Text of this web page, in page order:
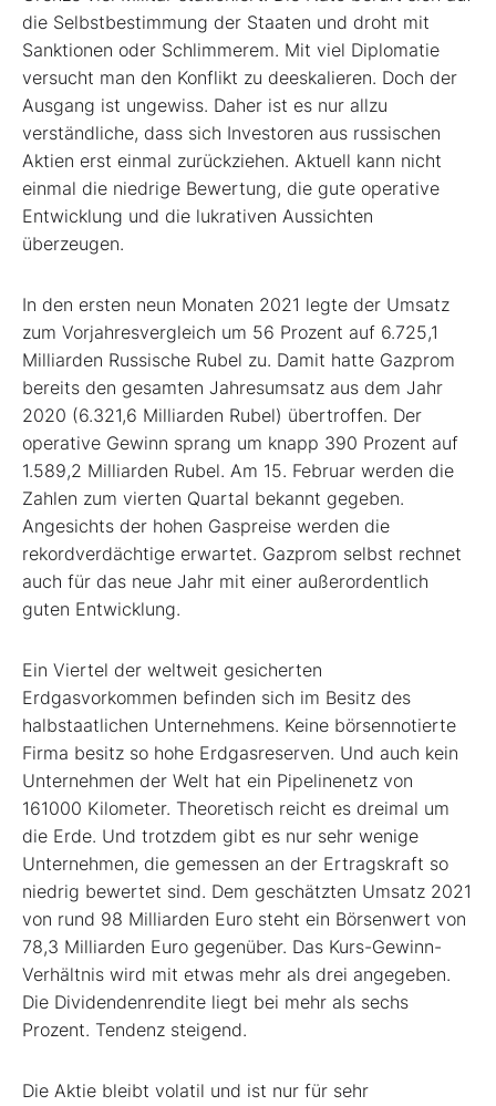
die Selbstbestimmung der Staaten und droht mit
Sanktionen oder Schlimmerem. Mit viel Diplomatie
versucht man den Konflikt zu deeskalieren. Doch der
Ausgang ist ungewiss. Daher ist es nur allzu
verständliche, dass sich Investoren aus russischen
Aktien erst einmal zurückziehen. Aktuell kann nicht
einmal die niedrige Bewertung, die gute operative
Entwicklung und die lukrativen Aussichten
überzeugen.
In den ersten neun Monaten 2021 legte der Umsatz
zum Vorjahresvergleich um 56 Prozent auf 6.725,1
Milliarden Russische Rubel zu. Damit hatte Gazprom
bereits den gesamten Jahresumsatz aus dem Jahr
2020 (6.321,6 Milliarden Rubel) übertroffen. Der
operative Gewinn sprang um knapp 390 Prozent auf
1.589,2 Milliarden Rubel. Am 15. Februar werden die
Zahlen zum vierten Quartal bekannt gegeben.
Angesichts der hohen Gaspreise werden die
rekordverdächtige erwartet. Gazprom selbst rechnet
auch für das neue Jahr mit einer außerordentlich
guten Entwicklung.
Ein Viertel der weltweit gesicherten
Erdgasvorkommen befinden sich im Besitz des
halbstaatlichen Unternehmens. Keine börsennotierte
Firma besitz so hohe Erdgasreserven. Und auch kein
Unternehmen der Welt hat ein Pipelinenetz von
161000 Kilometer. Theoretisch reicht es dreimal um
die Erde. Und trotzdem gibt es nur sehr wenige
Unternehmen, die gemessen an der Ertragskraft so
niedrig bewertet sind. Dem geschätzten Umsatz 2021
von rund 98 Milliarden Euro steht ein Börsenwert von
78,3 Milliarden Euro gegenüber. Das Kurs-Gewinn-
Verhältnis wird mit etwas mehr als drei angegeben.
Die Dividendenrendite liegt bei mehr als sechs
Prozent. Tendenz steigend.
Die Aktie bleibt volatil und ist nur für sehr